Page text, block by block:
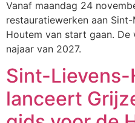
Vanaf maandag 24
restauratiewerken aan
Houtem van start gaan.
najaar van 2027.
Sint-Lievens-
lanceert